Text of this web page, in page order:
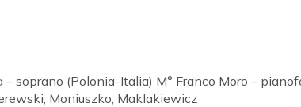
soprano (Polonia-Italia) M° Franco Moro –
Moniuszko, Maklakiewicz